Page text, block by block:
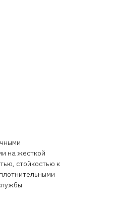
на жесткой
стойкостью к